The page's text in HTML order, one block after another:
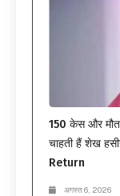
150 केस और मौत
चाहती हैं शेख
Return
अगस्त 6, 2026